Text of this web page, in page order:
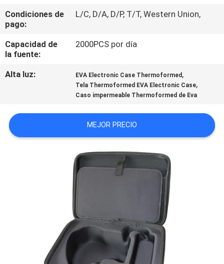
PRIVACY
POLICY
Condiciones de
pago:
L/C, D/A, D/P, T/T, Western Union,
Capacidad de
la fuente:
2000PCS por día
Alta luz: EVA Electronic Case Thermoformed ,
Tela Thermoformed EVA Electronic Case,
Caso impermeable Thermoformed de Eva
MEJOR PRECIO